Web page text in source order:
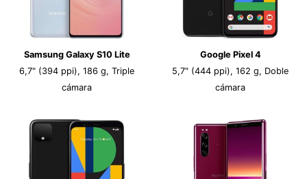
Samsung Galaxy S10 Lite
6,7" (394 ppi), 186 g, Triple
cámara
Google Pixel 4
5,7" (444 ppi), 162 g, Doble
cámara